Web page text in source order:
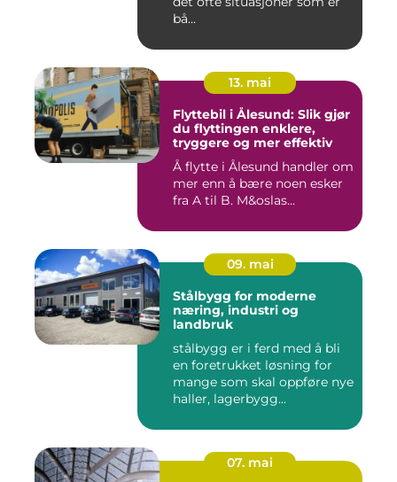
bå...
13. mai
Flyttebil i Ålesund: Slik gjør
du flyttingen enklere,
tryggere og mer effektiv
Å flytte i Ålesund handler om
mer enn å bære noen esker
fra A til B. M&oslas...
09. mai
Stålbygg for moderne
næring, industri og
landbruk
stålbygg er i ferd med å bli
en foretrukket løsning for
mange som skal oppføre nye
haller, lagerbygg...
07. mai